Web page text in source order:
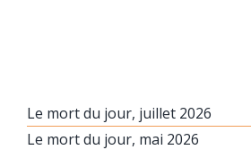
Le mort du jour, juillet 2026
Le mort du jour, mai 2026